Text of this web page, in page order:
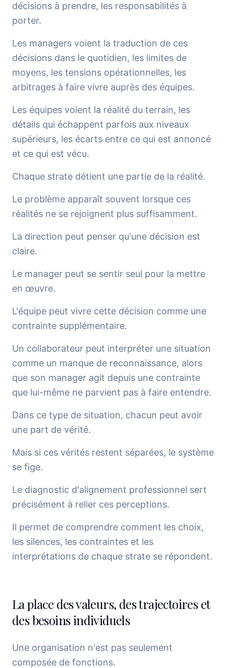
décisions à prendre, les responsabilités à
porter.
Les managers voient la traduction de ces
décisions dans le quotidien, les limites de
moyens, les tensions opérationnelles, les
arbitrages à faire vivre auprès des équipes.
Les équipes voient la réalité du terrain, les
détails qui échappent parfois aux niveaux
supérieurs, les écarts entre ce qui est annoncé
et ce qui est vécu.
Chaque strate détient une partie de la réalité.
Le problème apparaît souvent lorsque ces
réalités ne se rejoignent plus suffisamment.
La direction peut penser qu'une décision est
claire.
Le manager peut se sentir seul pour la mettre
en œuvre.
L'équipe peut vivre cette décision comme une
contrainte supplémentaire.
Un collaborateur peut interpréter une situation
comme un manque de reconnaissance, alors
que son manager agit depuis une contrainte
que lui-même ne parvient pas à faire entendre.
Dans ce type de situation, chacun peut avoir
une part de vérité.
Mais si ces vérités restent séparées, le système
se fige.
Le diagnostic d'alignement professionnel sert
précisément à relier ces perceptions.
Il permet de comprendre comment les choix,
les silences, les contraintes et les
interprétations de chaque strate se répondent.
La place des valeurs, des trajectoires et
des besoins individuels
Une organisation n'est pas seulement
composée de fonctions.